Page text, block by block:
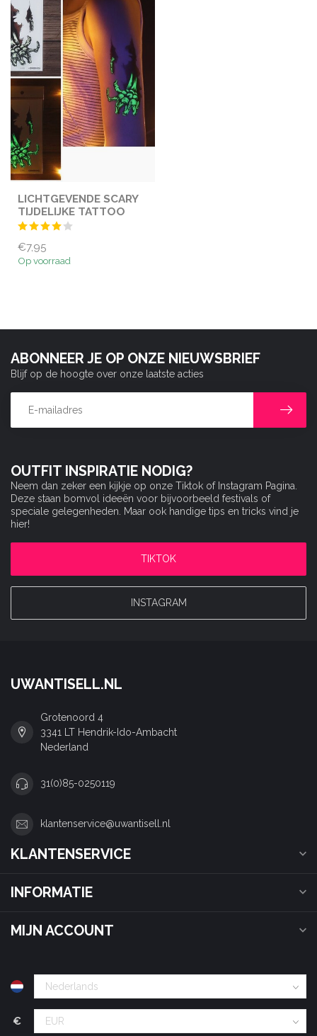
LICHTGEVENDE SCARY
TIJDELIJKE TATTOO
€7,95
Op voorraad
OUTFIT INSPIRATIE NODIG?
Neem dan zeker een kijkje op onze Tiktok of Instagram Pagina.
Deze staan bomvol ideeën voor bijvoorbeeld festivals of
speciale gelegenheden. Maar ook handige tips en tricks vind je
hier!
TIKTOK
INSTAGRAM
ABONNEER JE OP ONZE NIEUWSBRIEF
Blijf op de hoogte over onze laatste acties
UWANTISELL.NL
Grotenoord 4
3341 LT Hendrik-Ido-Ambacht
Nederland
31(0)85-0250119
klantenservice@uwantisell.nl
KLANTENSERVICE
INFORMATIE
MIJN ACCOUNT
€